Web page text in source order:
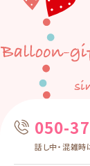
050-
話し中・混雑時